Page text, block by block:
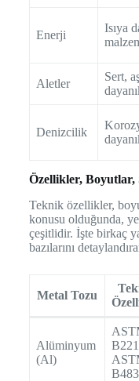
Enerji
Isıya
Aletler
Sert,
Denizcilik
Özellikler, Boyutlar,
Teknik özellikler,
konusu olduğunda,
çeşitlidir. İşte birkaç
bazılarını
Metal Tozu
Alüminyum
(Al)
B483